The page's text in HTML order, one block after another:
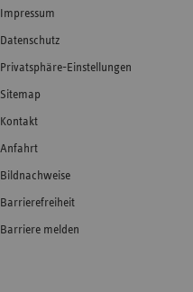
Impressum
Datenschutz
Privatsphäre-Einstellungen
Sitemap
Kontakt
Anfahrt
Bildnachweise
Barrierefreiheit
Barriere melden